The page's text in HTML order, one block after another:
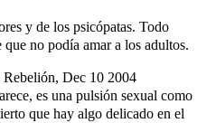
y de los psicópatas. Todo
no podía amar a los adultos.
Rebelión, Dec 10 2004
es una pulsión sexual como
que hay algo delicado en el